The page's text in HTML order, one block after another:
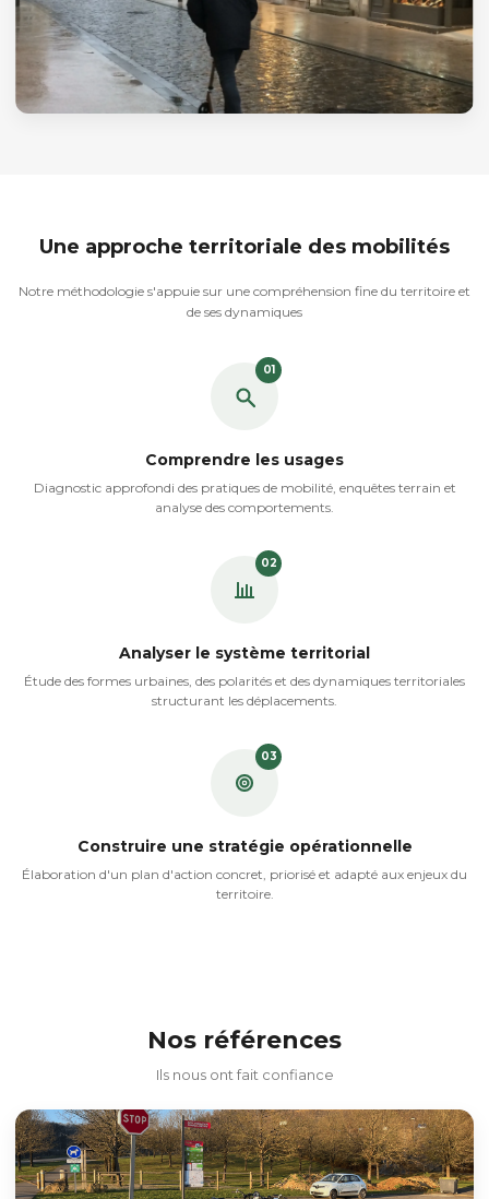
Une approche territoriale des mobilités
Notre méthodologie s'appuie sur une compréhension fine du territoire et
de ses dynamiques
01
Comprendre les usages
Diagnostic approfondi des pratiques de mobilité, enquêtes terrain et
analyse des comportements.
02
Analyser le système territorial
Étude des formes urbaines, des polarités et des dynamiques territoriales
structurant les déplacements.
03
Construire une stratégie opérationnelle
Élaboration d'un plan d'action concret, priorisé et adapté aux enjeux du
territoire.
Nos références
Ils nous ont fait confiance